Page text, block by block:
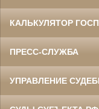
КАЛЬКУЛЯТОР
ПРЕСС-СЛУЖБА
УПРАВЛЕНИЕ